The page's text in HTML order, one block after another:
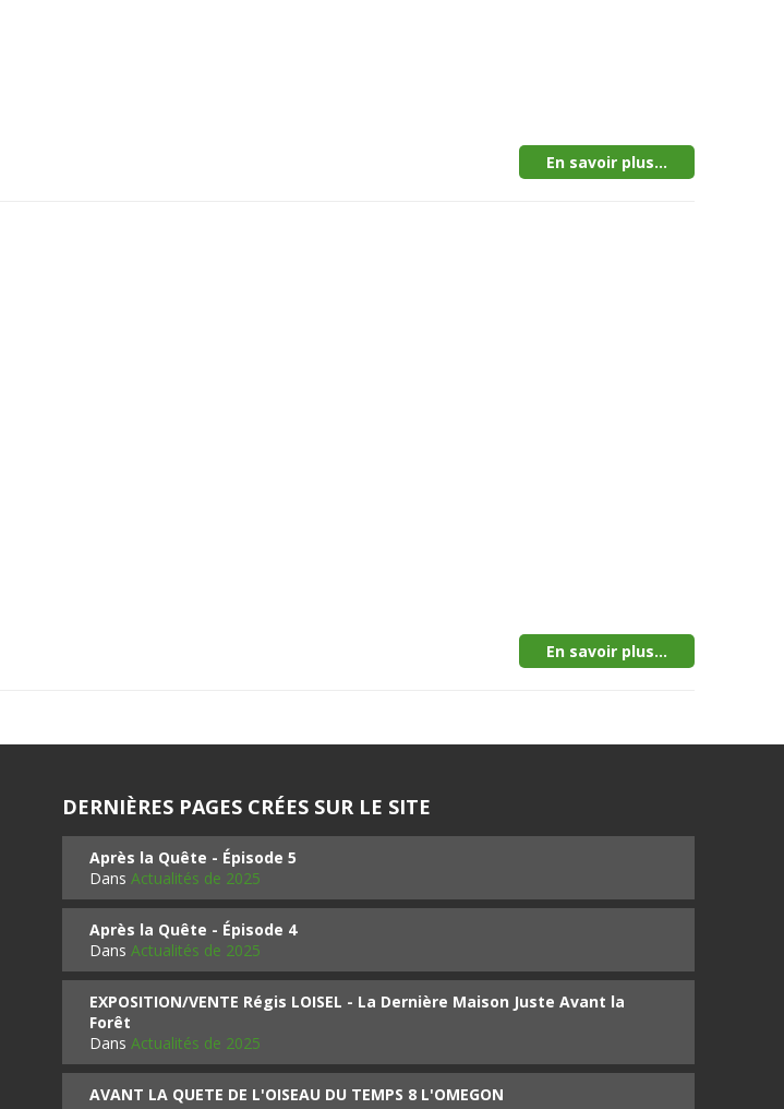
En savoir plus...
En savoir plus...
DERNIÈRES PAGES CRÉES SUR LE SITE
Après la Quête - Épisode 5
Dans Actualités de 2025
Après la Quête - Épisode 4
Dans Actualités de 2025
EXPOSITION/VENTE Régis LOISEL - La Dernière Maison Juste Avant la
Forêt
Dans Actualités de 2025
AVANT LA QUETE DE L'OISEAU DU TEMPS 8 L'OMEGON